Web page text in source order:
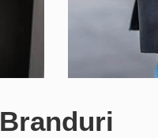
Branduri